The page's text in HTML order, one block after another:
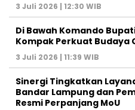
3 Juli 2026 | 12:30 WIB
Di Bawah Komando
Kompak Perkuat Budaya
3 Juli 2026 | 11:39 WIB
Sinergi Tingkatkan
Bandar Lampung dan
Resmi Perpanjang MoU